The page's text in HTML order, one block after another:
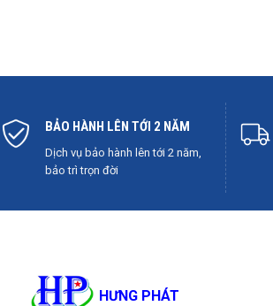
BẢO HÀNH LÊN TỚI 2 NĂM
Dịch vụ bảo hành lên tới 2 năm,
bảo trì trọn đời
HƯNG PHÁT